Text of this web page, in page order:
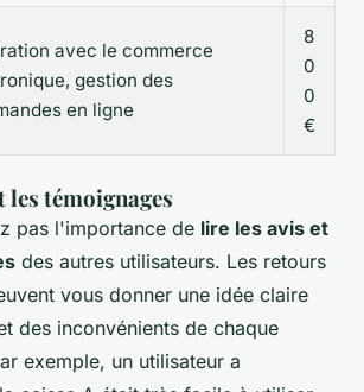
avec le commerce
gestion des
en ligne
8
0
0
€
les témoignages
pas l'importance de lire les avis et
des autres utilisateurs. Les retours
vous donner une idée claire
des inconvénients de chaque
exemple, un utilisateur a